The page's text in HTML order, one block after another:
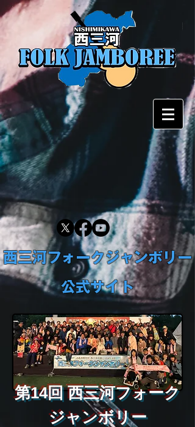
西三河フォークジャンボリー
公式サイト
第14回 西三河フォーク
ジャンボリー